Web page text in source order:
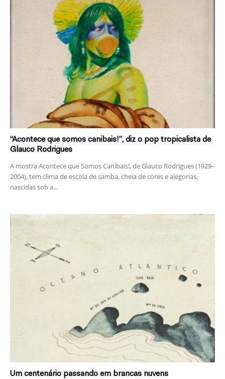
“Acontece que somos canibais!”, diz o pop tropicalista de
Glauco Rodrigues
A mostra Acontece que Somos Canibais!, de Glauco Rodrigues (1929-
2004), tem clima de escola de samba, cheia de cores e alegorias,
nascidas sob a...
Um centenário passando em brancas nuvens